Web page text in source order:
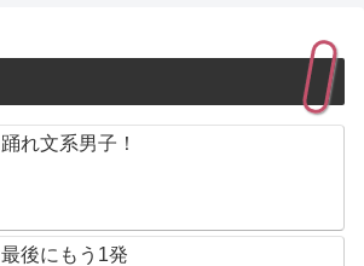
踊れ文系男子！
最後にもう1発